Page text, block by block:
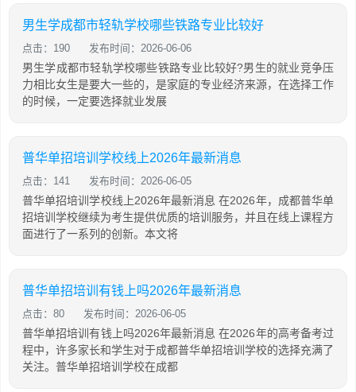
男生学成都市轻轨学校哪些铁路专业比较好
点击：190 发布时间：2026-06-06
男生学成都市轻轨学校哪些铁路专业比较好?男生的就业竞争压
力相比女生是要大一些的，是家庭的专业经济来源，在选择工作
的时候，一定要选择就业发展
普华单招培训学校线上2026年最新消息
点击：141 发布时间：2026-06-05
普华单招培训学校线上2026年最新消息 在2026年，成都普华单
招培训学校继续为考生提供优质的培训服务，并且在线上课程方
面进行了一系列的创新。本文将
普华单招培训有钱上吗2026年最新消息
点击：80 发布时间：2026-06-05
普华单招培训有钱上吗2026年最新消息 在2026年的高考备考过
程中，许多家长和学生对于成都普华单招培训学校的选择充满了
关注。普华单招培训学校在成都